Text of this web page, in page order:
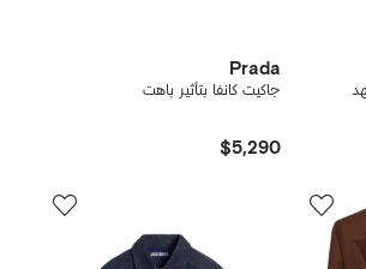
Prada
جاكيت كانفا بتأثير باهت
$5,290